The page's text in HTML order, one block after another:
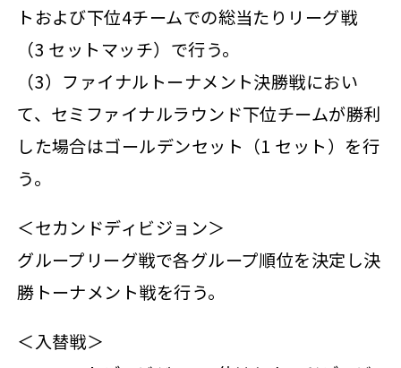
トおよび下位4チームでの総当たりリーグ戦
（3 セットマッチ）で行う。
（3）ファイナルトーナメント決勝戦におい
て、セミファイナルラウンド下位チームが勝利
した場合はゴールデンセット（1 セット）を行
う。
＜セカンドディビジョン＞
グループリーグ戦で各グループ順位を決定し決
勝トーナメント戦を行う。
＜入替戦＞